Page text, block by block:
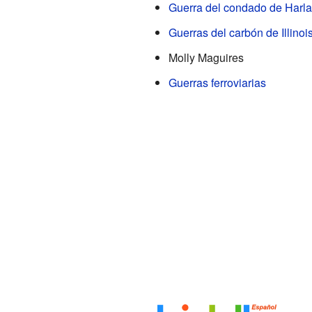
Guerra del condado de
Guerras del carbón de
Molly Maguires
Guerras ferroviarias